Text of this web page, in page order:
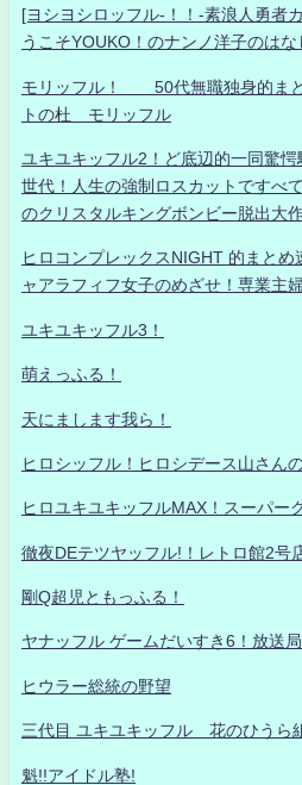
[ヨシヨシロッフル-！！-素浪人勇者
うこそYOUKO！のナンノ洋子のは
モリッフル！ 50代無職独身的まと
トの杜 モリッフル
ユキユキッフル2！ど底辺的一同驚
世代！人生の強制ロスカットですべ
のクリスタルキングボンビー脱出大
ヒロコンプレックスNIGHT 的まと
ャアラフィフ女子のめざせ！専業主
ユキユキッフル3！
萌えっふる！
天にまします我ら！
ヒロシッフル！ヒロシデース山さん
ヒロユキユキッフルMAX！スーパー
徹夜DEテツヤッフル!！レトロ館2号
剛Q超児ともっふる！
ヤナッフル ゲームだいすき6！放送局
ヒウラー総統の野望
三代目 ユキユキッフル 花のひうら
魁!!アイドル塾!